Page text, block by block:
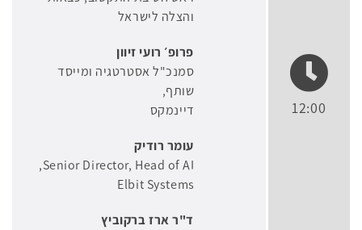
12:00
והצלה לישראל
פרופ׳ רועי זיוון
סמנכ"ל אסטרטגיה ומייסד
שותף
דיינמקס
עומר רודיק
Senior Director, Head of AI
Elbit Systems
ד"ר ארז ברקוביץ